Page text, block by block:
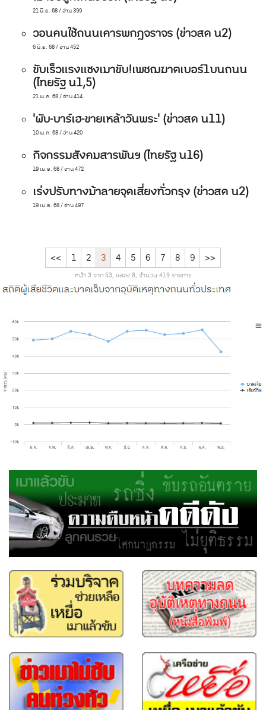
21 มิ.ย. 68 / อ่าน 399
วอนคนใช้ถนนเคารพกฎจราจร (ข่าวสด น2)
6 มิ.ย. 68 / อ่าน 452
ขับเร็วแรงแซงเมาขับ!เพชฌฆาตเบอร์1บนถนน
(ไทยรัฐ น1,5)
21 พ.ค. 68 / อ่าน 414
'ผับ-บาร์เฮ-ขายเหล้าวันพระ' (ข่าวสด น11)
10 พ.ค. 68 / อ่าน 420
กิจกรรมสังคมสารพันฯ (ไทยรัฐ น16)
19 เม.ย. 68 / อ่าน 472
เร่งปรับทางม้าลายจุดเสี่ยงทั่วกรุง (ข่าวสด น2)
19 เม.ย. 68 / อ่าน 497
<< 1 2 3 4 5 6 7 8 9 >>
หน้า 3 จาก 53, แสดง 8, จำนวน 419 รายการ